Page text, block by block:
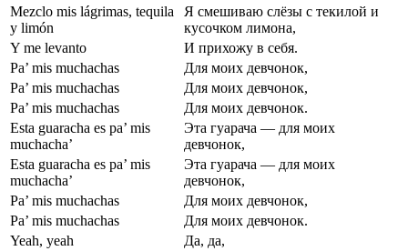
Mezclo mis lágrimas, tequila
y limón
Я смешиваю слёзы с текилой и
кусочком лимона,
Y me levanto
И прихожу в себя.
Pa’ mis muchachas
Для моих девчонок,
Pa’ mis muchachas
Для моих девчонок,
Pa’ mis muchachas
Для моих девчонок.
Esta guaracha es pa’ mis
muchacha’
Эта гуарача — для моих
девчонок,
Esta guaracha es pa’ mis
muchacha’
Эта гуарача — для моих
девчонок,
Pa’ mis muchachas
Для моих девчонок,
Pa’ mis muchachas
Для моих девчонок.
Yeah, yeah
Да, да,